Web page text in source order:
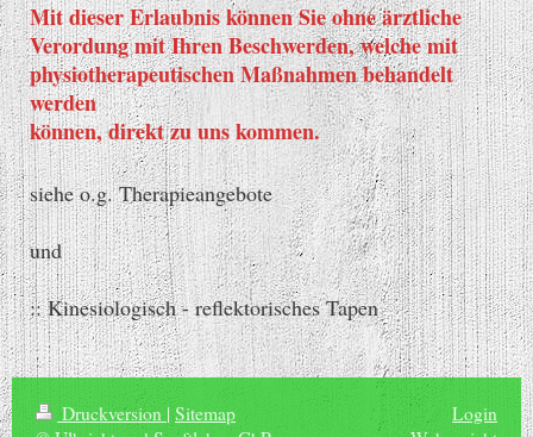
Mit dieser Erlaubnis können Sie ohne ärztliche
Verordung mit Ihren Beschwerden, welche mit
physiotherapeutischen Maßnahmen behandelt
werden
können, direkt zu uns kommen.
siehe o.g. Therapieangebote
und
:: Kinesiologisch - reflektorisches Tapen
Druckversion | Sitemap
Login